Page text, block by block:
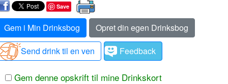
Save
Gem i Min Drinksbog
Opret din egen Drinksbog
Send drink til en ven
Feedback
Gem denne opskrift til mine Drinkskort